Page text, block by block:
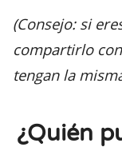
(Consejo: si
compartirlo
tengan la
¿Quién